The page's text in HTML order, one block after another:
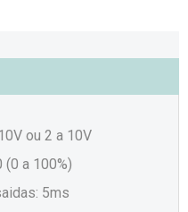
ou 2 a 10V
(0 a 100%)
5ms